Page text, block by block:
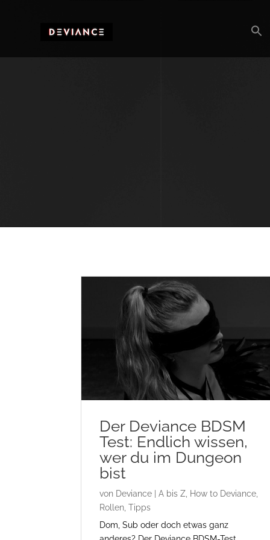
Der Deviance BDSM
Test: Endlich wissen,
wer du im Dungeon
bist
von Deviance |A bis Z How to Deviance
Rollen ,Tipps
Dom, Sub oder doch etwas ganz